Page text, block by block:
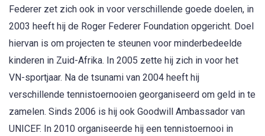
Federer zet zich ook in voor verschillende goede doelen, in
2003 heeft hij de Roger Federer Foundation opgericht. Doel
hiervan is om projecten te steunen voor minderbedeelde
kinderen in Zuid-Afrika. In 2005 zette hij zich in voor het
VN-sportjaar. Na de tsunami van 2004 heeft hij
verschillende tennistoernooien georganiseerd om geld in te
zamelen. Sinds 2006 is hij ook Goodwill Ambassador van
UNICEF. In 2010 organiseerde hij een tennistoernooi in